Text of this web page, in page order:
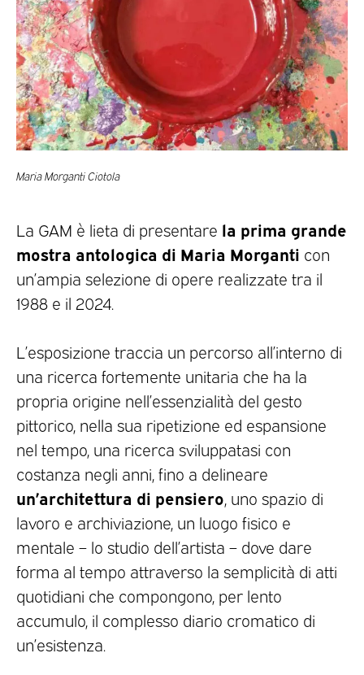
Maria Morganti Ciotola
La GAM è lieta di presentare la prima grande
mostra antologica di Maria Morganti con
un’ampia selezione di opere realizzate tra il
1988 e il 2024.
L’esposizione traccia un percorso all’interno di
una ricerca fortemente unitaria che ha la
propria origine nell’essenzialità del gesto
pittorico, nella sua ripetizione ed espansione
nel tempo, una ricerca sviluppatasi con
costanza negli anni, fino a delineare
un’architettura di pensiero , uno spazio di
lavoro e archiviazione, un luogo fisico e
mentale – lo studio dell’artista – dove dare
forma al tempo attraverso la semplicità di atti
quotidiani che compongono, per lento
accumulo, il complesso diario cromatico di
un’esistenza.